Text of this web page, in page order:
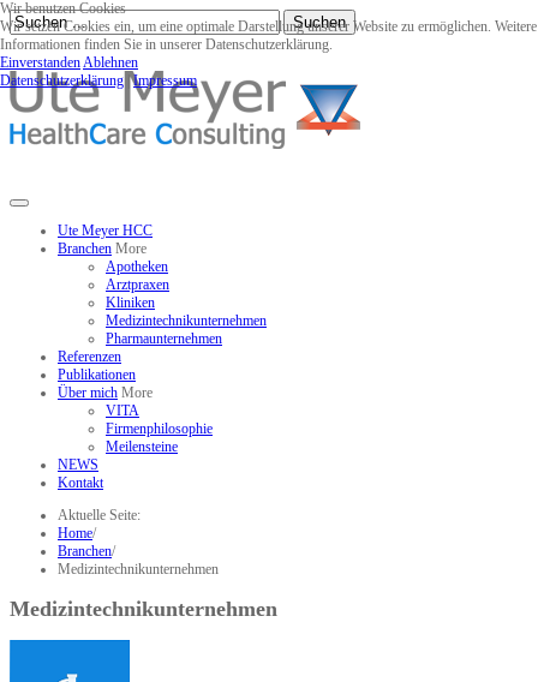
Suchen
Ute Meyer HCC
Branchen More
Apotheken
Arztpraxen
Kliniken
Medizintechnikunternehmen
Pharmaunternehmen
Referenzen
Publikationen
Über mich More
VITA
Firmenphilosophie
Meilensteine
NEWS
Kontakt
Aktuelle Seite:
Home/
Branchen/
Medizintechnikunternehmen
Medizintechnikunternehmen
Wir benutzen Cookies
Wir setzen Cookies ein, um eine optimale Darstellung unserer Website zu ermöglichen. Weitere
Informationen finden Sie in unserer Datenschutzerklärung.
EinverstandenAblehnen
Datenschutzerklärung |Impressum